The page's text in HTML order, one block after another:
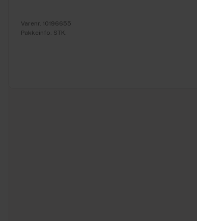
Varenr. 10196655
Pakkeinfo. STK.